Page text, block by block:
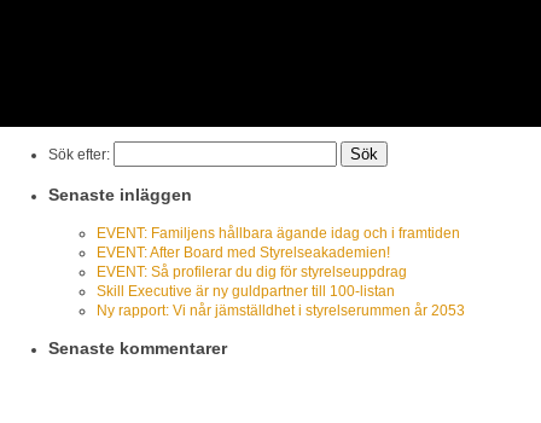
Sök efter:
Senaste inläggen
EVENT: Familjens hållbara ägande idag och i framtiden
EVENT: After Board med Styrelseakademien!
EVENT: Så profilerar du dig för styrelseuppdrag
Skill Executive är ny guldpartner till 100-listan
Ny rapport: Vi når jämställdhet i styrelserummen år 2053
Senaste kommentarer